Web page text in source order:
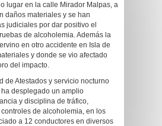
lugar en la calle Mirador Malpas, a
daños materiales y se han
judiciales por dar positivo el
de alcoholemia. Además la
en otro accidente en Isla de
y donde se vio afectado
del impacto.
de Atestados y servicio nocturno
desplegado un amplio
y disciplina de tráfico,
de alcoholemia, en los
a 12 conductores en diversos